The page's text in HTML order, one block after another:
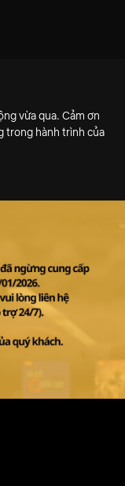
vừa qua. Cảm ơn
trong hành trình của